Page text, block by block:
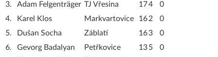
3.
Adam Felgenträger TJ Vřesina 174
0
4.
Karel Klos Markvartovice 162
0
5.
Dušan Socha Záblatí 163
0
6.
Gevorg Badalyan Petřkovice 135
0